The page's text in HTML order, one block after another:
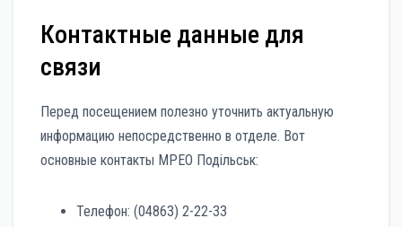
Контактные данные для
связи
Перед посещением полезно уточнить актуальную
информацию непосредственно в отделе. Вот
основные контакты МРЕО Подільськ:
Телефон: (04863) 2-22-33